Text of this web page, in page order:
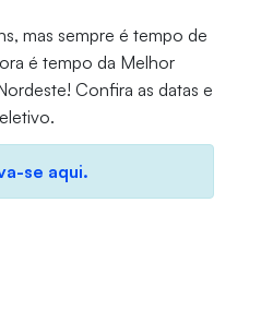
mas sempre é tempo de
é tempo da Melhor
Confira as datas e
se aqui.